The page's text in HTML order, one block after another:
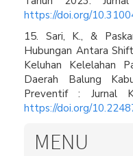
https://doi.org/
15. Sari, K., &
Hubungan Antara
Keluhan Kelelahan
Daerah Balung
Preventif : Jurnal
https://doi.org/
MENU